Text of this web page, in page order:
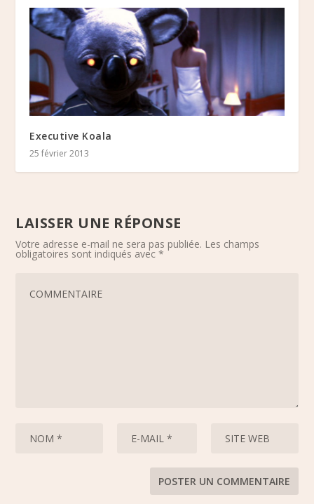
Executive Koala
25 février 2013
LAISSER UNE RÉPONSE
Votre adresse e-mail ne sera pas publiée. Les champs
obligatoires sont indiqués avec*